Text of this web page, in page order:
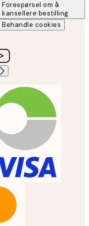
Forespørsel om å
kansellere bestilling
Behandle cookies